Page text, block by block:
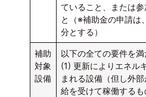
ていること、または
と（※補助金の申請は
分とする）
補助
対象
設備
以下の全ての要件を満
(1) 更新によりエネル
まれる設備（但し外
給を受けて稼働する